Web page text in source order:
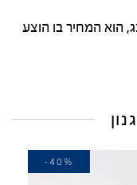
הוא המחיר בו הוצע
-40%